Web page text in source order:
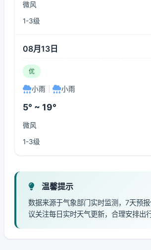
微风
1-3级
08月13日
优
小雨 小雨
5° ~ 19°
微风
1-3级
温馨提示
数据来源于气象部门实时监测，7天预
议关注每日实时天气更新，合理安排出